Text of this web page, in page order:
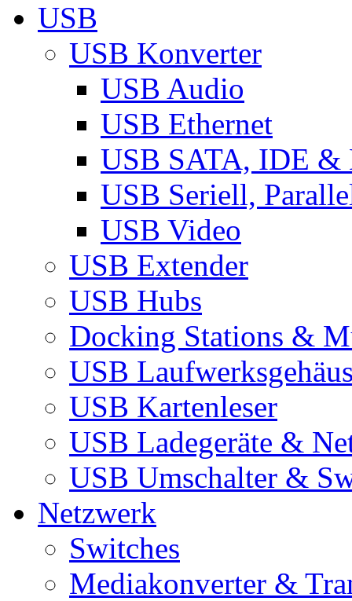
USB
USB Konverter
USB Audio
USB Ethernet
USB SATA, IDE &
USB Seriell,
USB Video
USB Extender
USB Hubs
Docking Stations &
USB
USB Kartenleser
USB Ladegeräte &
USB Umschalter &
Netzwerk
Switches
Mediakonverter &